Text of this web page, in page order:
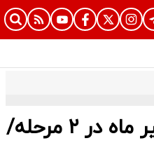
واریز یارانه نقدی تیر ماه در ۲ مرحله/